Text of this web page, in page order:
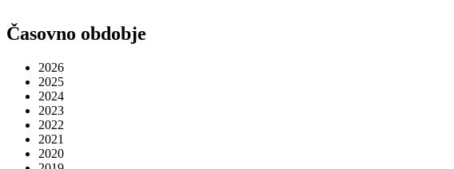
Časovno obdobje
2026
2025
2024
2023
2022
2021
2020